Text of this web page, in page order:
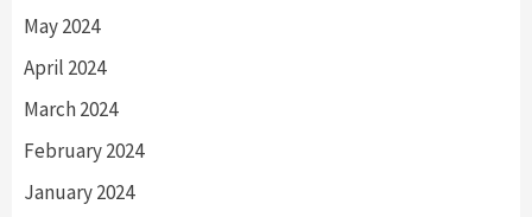
May 2024
April 2024
March 2024
February 2024
January 2024